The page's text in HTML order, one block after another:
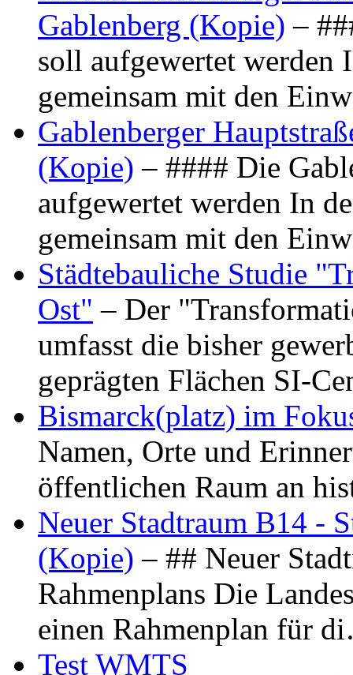
Gablenberg (Kopie) –
soll aufgewertet werden
gemeinsam mit den
Gablenberger
(Kopie) – #### Die
aufgewertet werden In
gemeinsam mit den
Städtebauliche Studie
Ost" – Der
umfasst die bisher
geprägten Flächen SI-
Bismarck(platz) im
Namen, Orte und
öffentlichen Raum an
Neuer Stadtraum B14 -
(Kopie) – ## Neuer
Rahmenplans Die
einen Rahmenplan für
Test WMTS